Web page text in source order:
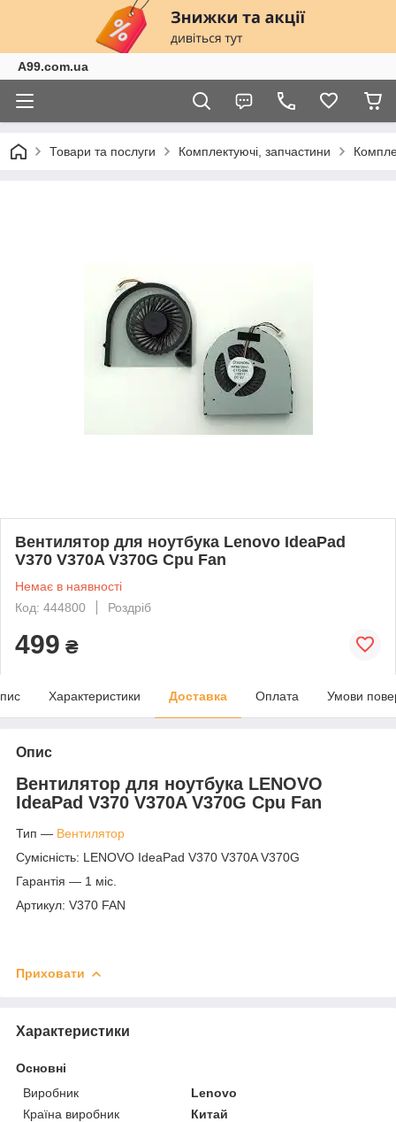
A99.com.ua
Товари та послуги Комплектуючі, запчастини
Вентилятор для ноутбука Lenovo IdeaPad
V370 V370A V370G Cpu Fan
Немає в наявності
Код: 444800
Роздріб
499 ₴
Характеристики Доставка Оплата Умови
Опис
Вентилятор для ноутбука LENOVO
IdeaPad V370 V370A V370G Cpu Fan
Тип — Вентилятор
Сумісність: LENOVO IdeaPad V370 V370A V370G
Гарантія — 1 міс.
Артикул: V370 FAN
Приховати
Характеристики
Основні
Виробник
Lenovo
Країна виробник
Китай